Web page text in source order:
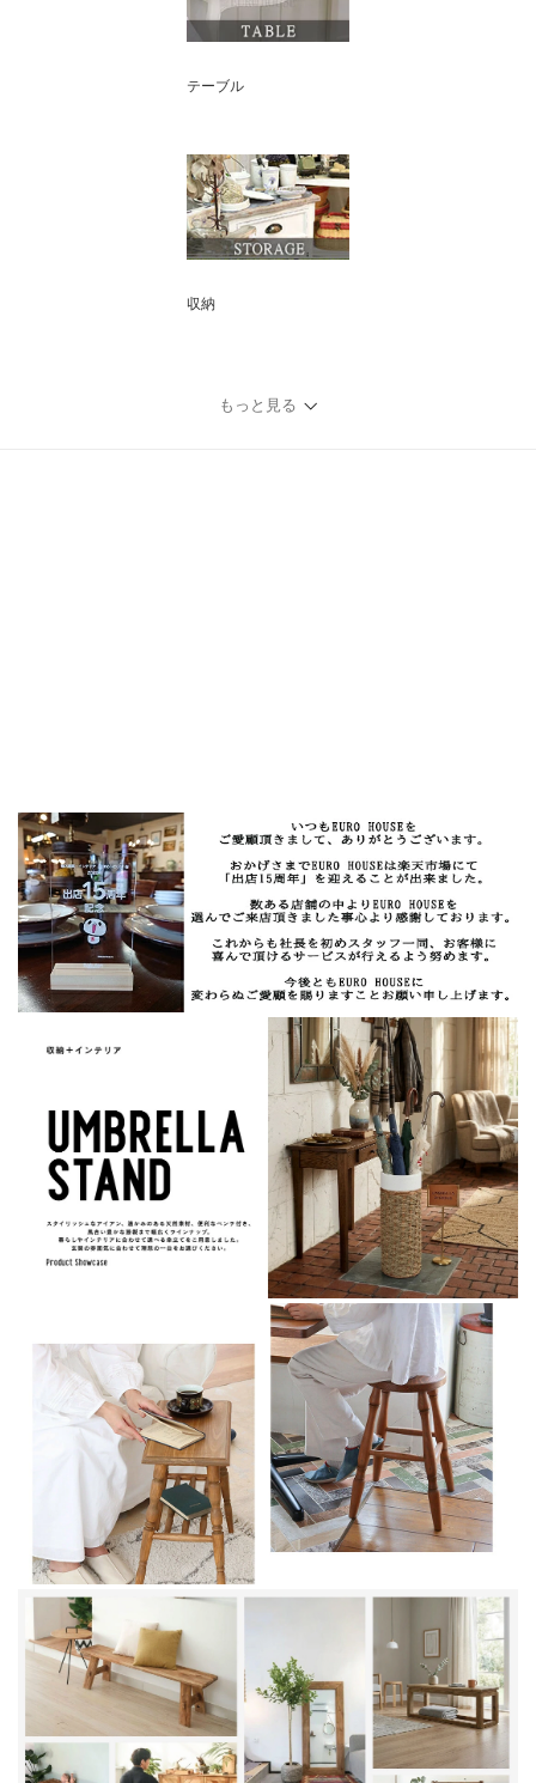
テーブル
収納
もっと見る